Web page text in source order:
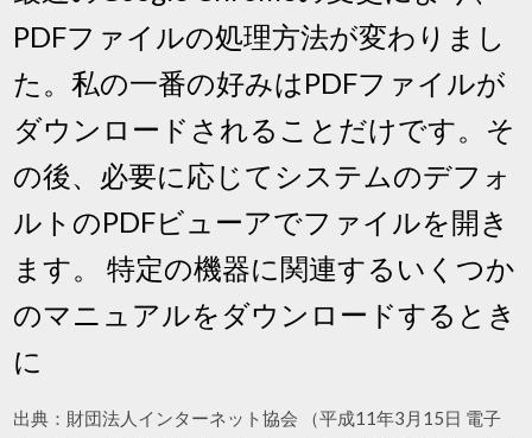
PDFファイルの処理方法が変わりまし
た。私の一番の好みはPDFファイルが
ダウンロードされることだけです。そ
の後、必要に応じてシステムのデフォ
ルトのPDFビューアでファイルを開き
ます。 特定の機器に関連するいくつか
のマニュアルをダウンロードするとき
に
出典：財団法人インターネット協会 （平成11年3月15日 電子